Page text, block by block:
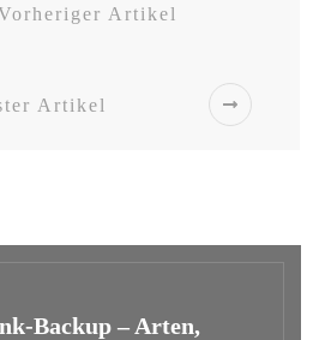
Artikel
Artikel
Backup – Arten,